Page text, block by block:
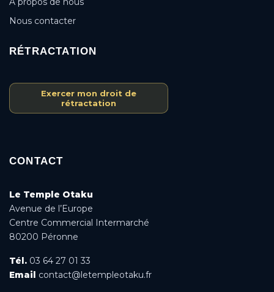
Nous contacter
RÉTRACTATION
Exercer mon droit de
rétractation
CONTACT
Le Temple Otaku
Avenue de l’Europe
Centre Commercial Intermarché
80200 Péronne
Tél. 03 64 27 01 33
Email contact@letempleotaku.fr